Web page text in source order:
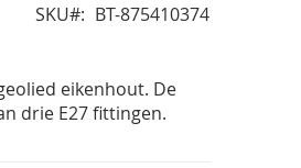
SKU BT-875410374
eikenhout. De
drie E27 fittingen.